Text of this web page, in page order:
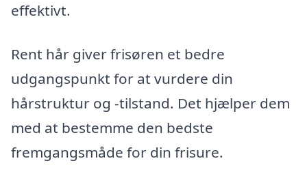
effektivt.
Rent hår giver frisøren et bedre
udgangspunkt for at vurdere din
hårstruktur og -tilstand. Det hjælper dem
med at bestemme den bedste
fremgangsmåde for din frisure.